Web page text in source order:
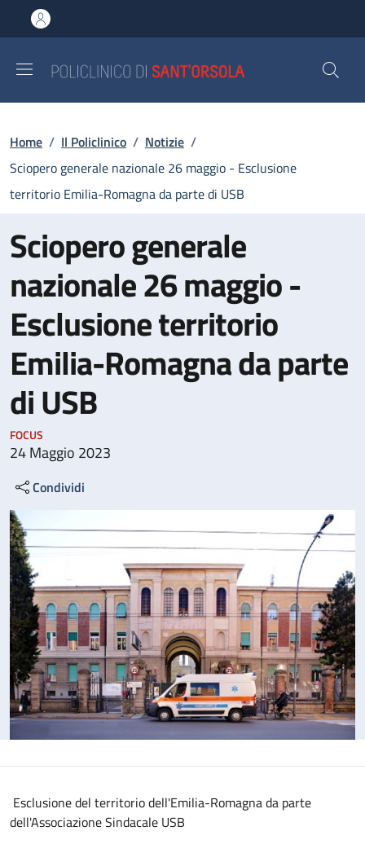
al contenuto principale
to footer content
Briciole di pane
Home / Il Policlinico / Notizie /
Sciopero generale nazionale 26 maggio - Esclusione
territorio Emilia-Romagna da parte di USB
Sciopero generale
nazionale 26 maggio -
Esclusione territorio
Emilia-Romagna da parte
di USB
FOCUS
24 Maggio 2023
Condividi
Esclusione del territorio dell'Emilia-Romagna da parte
dell'Associazione Sindacale USB